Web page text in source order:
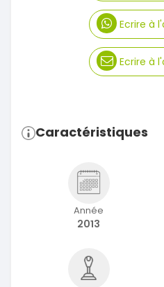
Ecrire à
Ecrire à
Caractéristiques
Année
2013